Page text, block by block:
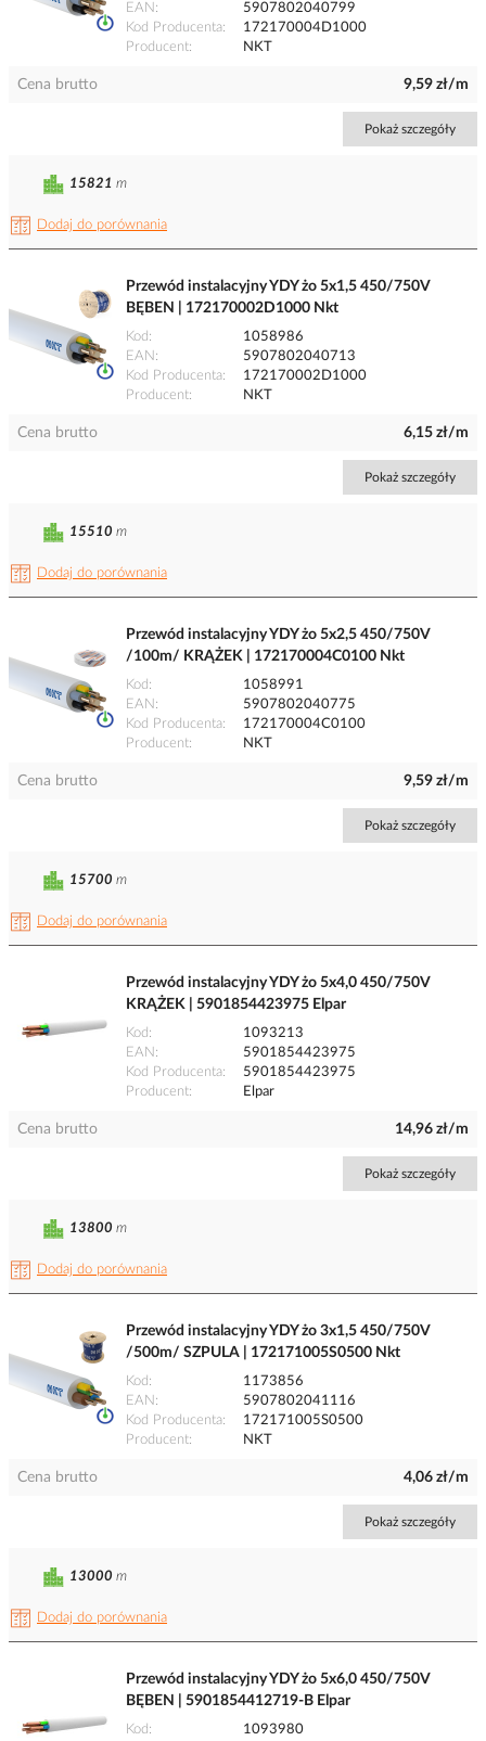
EAN
5907802040799
Kod Producenta
172170004D1000
Producent
NKT
Cena brutto 9,59 zł/m
Pokaż szczegóły
Dodaj do porównania
15821 m
Przewód instalacyjny YDY żo 5x1,5 450/750V
BĘBEN | 172170002D1000 Nkt
Kod
1058986
EAN
5907802040713
Kod Producenta
172170002D1000
Producent
NKT
Cena brutto 6,15 zł/m
Pokaż szczegóły
Dodaj do porównania
15510 m
Przewód instalacyjny YDY żo 5x2,5 450/750V
/100m/ KRĄŻEK | 172170004C0100 Nkt
Kod
1058991
EAN
5907802040775
Kod Producenta
172170004C0100
Producent
NKT
Cena brutto 9,59 zł/m
Pokaż szczegóły
Dodaj do porównania
15700 m
Przewód instalacyjny YDY żo 5x4,0 450/750V
KRĄŻEK | 5901854423975 Elpar
Kod
1093213
EAN
5901854423975
Kod Producenta
5901854423975
Producent
Elpar
Cena brutto 14,96 zł/m
Pokaż szczegóły
Dodaj do porównania
13800 m
Przewód instalacyjny YDY żo 3x1,5 450/750V
/500m/ SZPULA | 172171005S0500 Nkt
Kod
1173856
EAN
5907802041116
Kod Producenta
172171005S0500
Producent
NKT
Cena brutto 4,06 zł/m
Pokaż szczegóły
Dodaj do porównania
13000 m
Przewód instalacyjny YDY żo 5x6,0 450/750V
BĘBEN | 5901854412719-B Elpar
Kod
1093980